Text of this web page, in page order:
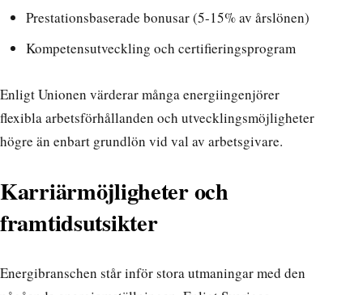
Prestationsbaserade bonusar (5-15% av årslönen)
Kompetensutveckling och certifieringsprogram
EnligtUnionen värderar många energiingenjörer
flexibla arbetsförhållanden och utvecklingsmöjligheter
högre än enbart grundlön vid val av arbetsgivare.
Karriärmöjligheter och
framtidsutsikter
Energibranschen står inför stora utmaningar med den